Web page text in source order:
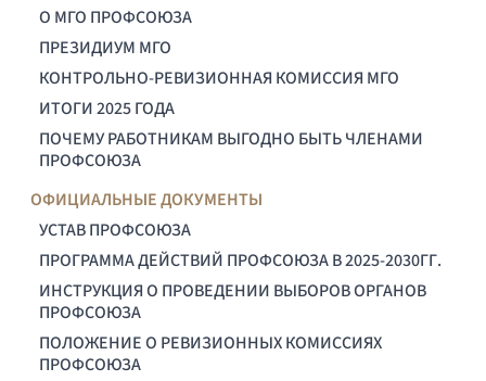
О МГО ПРОФСОЮЗА
ПРЕЗИДИУМ МГО
КОНТРОЛЬНО-РЕВИЗИОННАЯ КОМИССИЯ МГО
ИТОГИ 2025 ГОДА
ПОЧЕМУ РАБОТНИКАМ ВЫГОДНО БЫТЬ ЧЛЕНАМИ
ПРОФСОЮЗА
ОФИЦИАЛЬНЫЕ ДОКУМЕНТЫ
УСТАВ ПРОФСОЮЗА
ПРОГРАММА ДЕЙСТВИЙ ПРОФСОЮЗА В 2025-2030ГГ.
ИНСТРУКЦИЯ О ПРОВЕДЕНИИ ВЫБОРОВ ОРГАНОВ
ПРОФСОЮЗА
ПОЛОЖЕНИЕ О РЕВИЗИОННЫХ КОМИССИЯХ
ПРОФСОЮЗА